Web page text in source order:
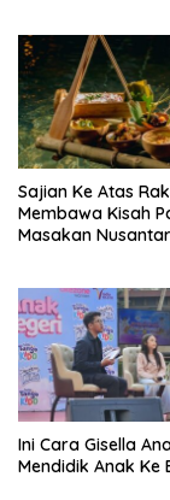
Sajian Ke Atas
Membawa Kisah
Masakan
Ini Cara Gisella
Mendidik Anak Ke